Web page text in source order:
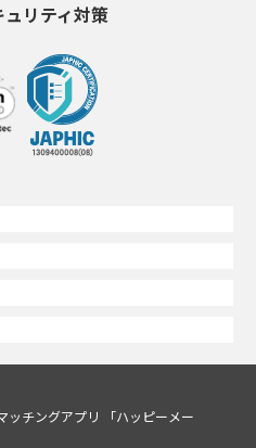
リティ対策
ッチングアプリ 「ハッピーメー